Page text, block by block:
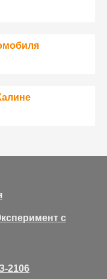
с
2106